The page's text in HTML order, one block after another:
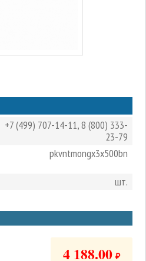
+7 (499) 707-14-11,8 (800) 333-
23-79
pkvntmongx3x500bn
шт.
4 188.00 ₽